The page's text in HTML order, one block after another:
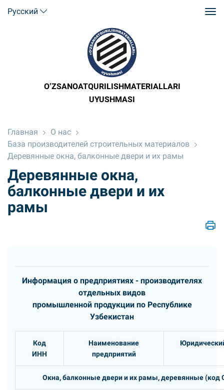
Русский
O’ZSANOATQURILISHMATERIALLARI
UYUSHMASI
Главная
О нас
База производителей строительных материалов
Деревянные окна, балконные двери и их рамы
Деревянные окна,
балконные двери и их
рамы
Информация о предприятиях - производителях
отдельных видов
промышленной продукции по Республике
Узбекистан
Код
ИНН
Наименование
предприятий
Окна, балконные двери и их рамы, деревянные (код